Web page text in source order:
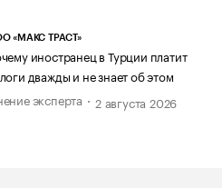
«МАКС ТРАСТ»
иностранец в Турции платит
дважды и не знает об этом
эксперта
2 августа 2026